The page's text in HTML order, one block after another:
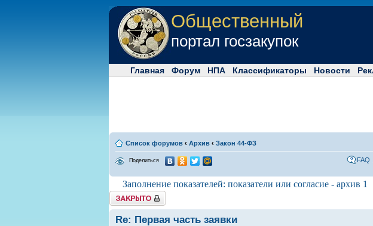
Общественный
портал госзакупок
Главная Форум НПА Классификаторы Новости
Список форумов ‹ Архив ‹ Закон 44-ФЗ
Поделиться FAQ
Заполнение показателей: показатели или согласие - архив 1
Tема закрыта
Re: Первая часть заявки